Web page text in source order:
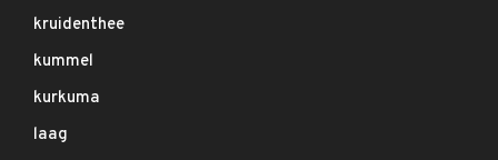
kruidenthee
kummel
kurkuma
laag